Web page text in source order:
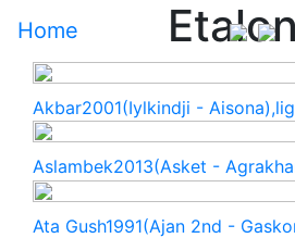
Home
Akbar2001(Iylkindji -
Aslambek2013(Asket -
Ata Gush1991(Ajan 2nd -